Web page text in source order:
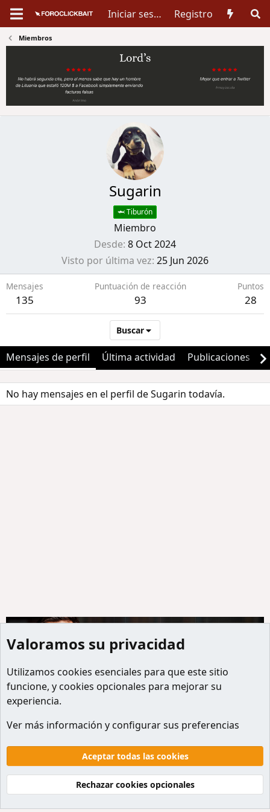
Iniciar sesión Registro
Miembros
Sugarin
🦈 Tiburón
Miembro
Desde 8 Oct 2024
Visto por última vez 25 Jun 2026
Mensajes
135
Puntuación de reacción
93
Puntos
28
Buscar
Mensajes de perfil Última actividad Publicaciones
No hay mensajes en el perfil de Sugarin todavía.
Miembros
Default style
Español
Términos y reglas
Politicas de privacidad
Ayuda
Inicio
R
S
S
Community platform by XenForo® © 2010-2026 XenForo Ltd.
Valoramos su privacidad
Utilizamos cookies esenciales para que este sitio
funcione, y cookies opcionales para mejorar su
experiencia.
Ver más información y configurar sus preferencias
Aceptar todas las cookies
Rechazar cookies opcionales